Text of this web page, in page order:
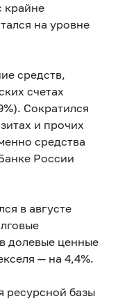
крайне
на уровне
средств,
счетах
Сократился
и прочих
средства
России
в августе
долевые ценные
— на 4,4%.
базы